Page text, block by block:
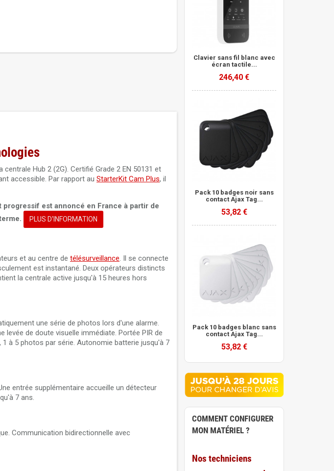
Hub 2 (2G). Certifié Grade 2 EN 50131 et
accessible. Par rapport au StarterKit Cam Plus, il
est annoncé en France à partir de
PLUS D'INFORMATION
et au centre de télésurveillance. Il se connecte
est instantané. Deux opérateurs distincts
la centrale active jusqu'à 15 heures hors
une série de photos lors d'une alarme.
de doute visuelle immédiate. Portée PIR de
1 à 5 photos par série. Autonomie batterie jusqu'à 7
entrée supplémentaire accueille un détecteur
7 ans.
Communication bidirectionnelle avec
Clavier sans fil blanc avec
écran tactile...
246,40 €
Pack 10 badges noir sans
contact Ajax Tag...
53,82 €
Pack 10 badges blanc sans
contact Ajax Tag...
53,82 €
COMMENT CONFIGURER
MON MATÉRIEL ?
Nos techniciens